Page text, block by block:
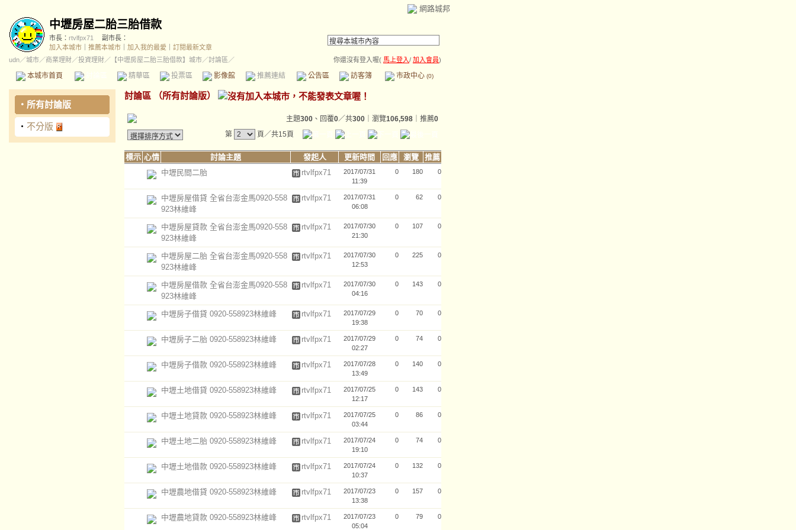
網路城邦
中壢房屋二胎三胎借款
市長： rtvlfpx71
副市長：
加入本城市
推薦本城市 加入我的最愛
訂閱最新文章
udn／城市／商業理財／投資理財／ 【中壢房屋二胎三胎借款】城市／討論區／ 你還沒有登入喔( 馬上登入/ 加入會員)
本城市首頁 精華區 投票區 影像館 推薦連結 公告區 訪客簿 市政中心 (0)
‧ 所有討論版
‧ 不分版
討論區 （所有討論版）
主題300 、回覆0／共300 ｜瀏覽106,598 ｜推薦0
第
頁／共15頁
標示 心情 討論主題 發起人 更新時間 回應 瀏覽
推薦
中壢民間二胎
rtvlfpx71
2017/07/31
11:39
0 180 0
中壢房屋借貸 全省台澎金馬0920-558
923林維峰
rtvlfpx71
2017/07/31
06:08
0 62 0
中壢房屋貸款 全省台澎金馬0920-558
923林維峰
rtvlfpx71
2017/07/30
21:30
0 107 0
中壢房屋二胎 全省台澎金馬0920-558
923林維峰
rtvlfpx71
2017/07/30
12:53
0 225 0
中壢房屋借款 全省台澎金馬0920-558
923林維峰
rtvlfpx71
2017/07/30
04:16
0 143 0
中壢房子借貸 0920-558923林維峰 rtvlfpx71
2017/07/29
19:38
0 70 0
中壢房子二胎 0920-558923林維峰 rtvlfpx71
2017/07/29
02:27
0 74 0
中壢房子借款 0920-558923林維峰 rtvlfpx71
2017/07/28
13:49
0 140 0
中壢土地借貸 0920-558923林維峰 rtvlfpx71
2017/07/25
12:17
0 143 0
中壢土地貸款 0920-558923林維峰 rtvlfpx71
2017/07/25
03:44
0 86 0
中壢土地二胎 0920-558923林維峰 rtvlfpx71
2017/07/24
19:10
0 74 0
中壢土地借款 0920-558923林維峰 rtvlfpx71
2017/07/24
10:37
0 132 0
中壢農地借貸 0920-558923林維峰 rtvlfpx71
2017/07/23
13:38
0 157 0
中壢農地貸款 0920-558923林維峰 rtvlfpx71
2017/07/23
05:04
0 79 0